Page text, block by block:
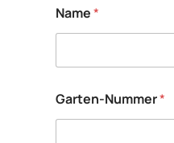
Name*
Garten-Nummer*